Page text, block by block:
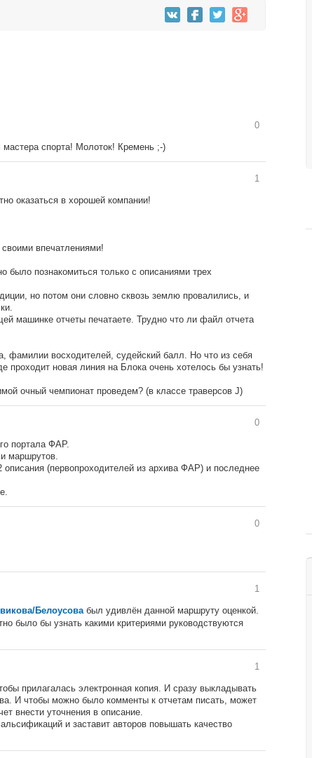
0
спорта! Молоток! Кремень ;-)
1
оказаться в хорошей компании!
впечатлениями!
было познакомиться только с описаниями трех
но потом они словно сквозь землю провалились, и
машинке отчеты печатаете. Трудно что ли файл отчета
фамилии восходителей, судейский балл. Но что из себя
проходит новая линия на Блока очень хотелось бы узнать!
очный чемпионат проведем? (в классе траверсов J)
0
портала ФАР.
маршрутов.
(первопроходителей из архива ФАР) и последнее
0
1
Белоусовабыл удивлён данной маршруту оценкой.
было бы узнать какими критериями руководствуются
1
прилагалась электронная копия. И сразу выкладывать
И чтобы можно было комменты к отчетам писать, может
внести уточнения в описание.
и заставит авторов повышать качество